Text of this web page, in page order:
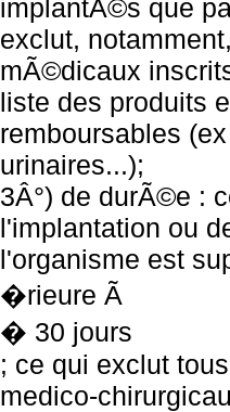
implantÃ©s que
exclut,
mÃ©dicaux
liste des produits
remboursables
urinaires...);
3Â°) de durÃ©e :
l'implantation ou
l'organisme est
�rieure Ã
� 30 jours
; ce qui exclut
medico-